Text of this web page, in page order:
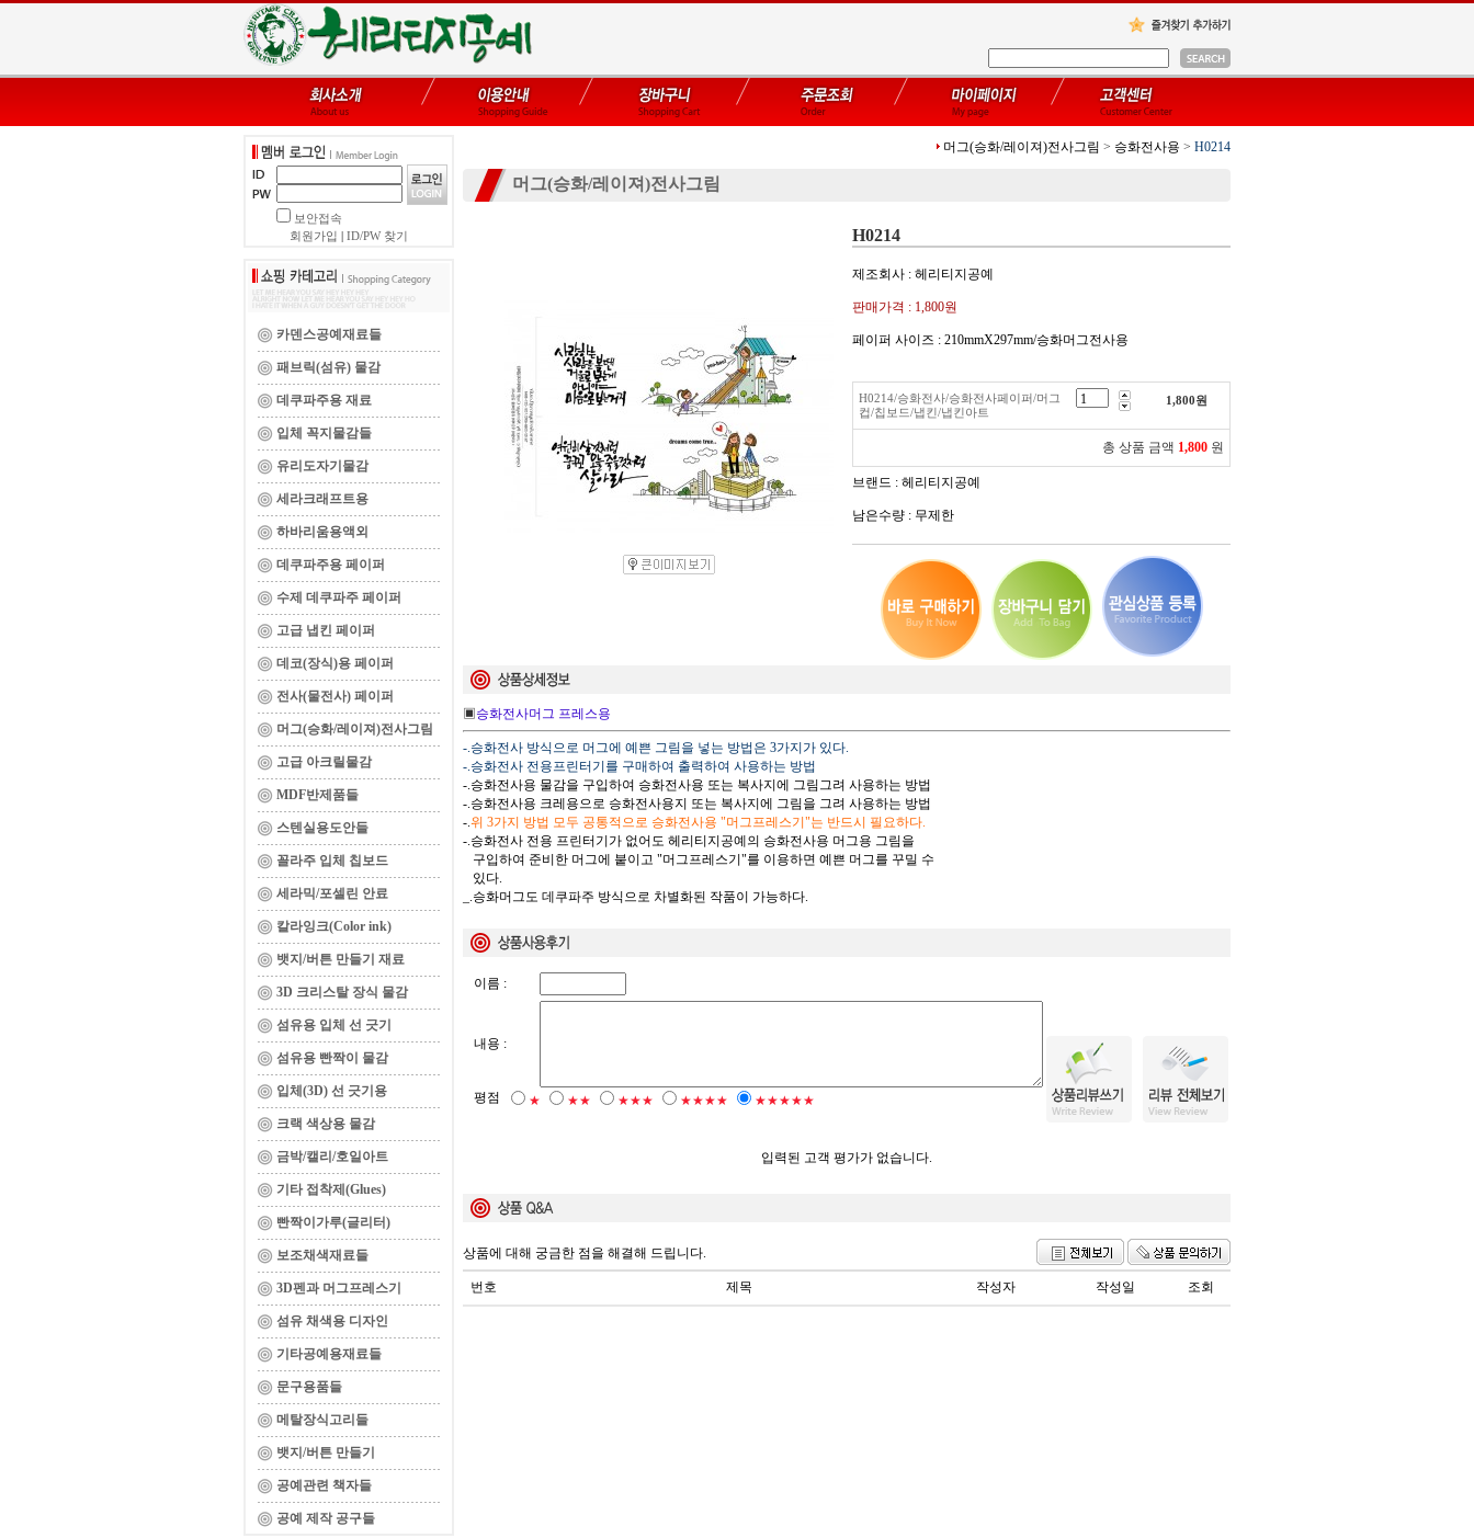
보안접속
회원가입
ID/PW 찾기
카덴스공예재료들
패브릭(섬유) 물감
데쿠파주용 재료
입체 꼭지물감들
유리도자기물감
세라크래프트용
하바리움용액외
데쿠파주용 페이퍼
수제 데쿠파주 페이퍼
고급 냅킨 페이퍼
데코(장식)용 페이퍼
전사(물전사) 페이퍼
머그(승화/레이져)전사그림
고급 아크릴물감
MDF반제품들
스텐실용도안들
꼴라주 입체 칩보드
세라믹/포셀린 안료
칼라잉크(Color ink)
뱃지/버튼 만들기 재료
3D 크리스탈 장식 물감
섬유용 입체 선 긋기
섬유용 빤짝이 물감
입체(3D) 선 긋기용
크랙 색상용 물감
금박/캘리/호일아트
기타 접착제(Glues)
빤짝이가루(글리터)
보조채색재료들
3D펜과 머그프레스기
섬유 채색용 디자인
기타공예용재료들
문구용품들
메탈장식고리들
뱃지/버튼 만들기
공예관련 책자들
공예 제작 공구들
머그(승화/레이져)전사그림 > 승화전사용 > H0214
머그(승화/레이져)전사그림
H0214
제조회사 : 헤리티지공예
판매가격 : 1,800원
페이퍼 사이즈 : 210mmX297mm/승화머그전사용
H0214/승화전사/승화전사페이퍼/머그
컵/칩보드/냅킨/냅킨아트
1,800원
총 상품 금액 1,800 원
브랜드 : 헤리티지공예
남은수량 : 무제한
▣ 승화전사머그 프레스용
-.승화전사 방식으로 머그에 예쁜 그림을 넣는 방법은 3가지가 있다.
-.승화전사 전용프린터기를 구매하여 출력하여 사용하는 방법
-.승화전사용 물감을 구입하여 승화전사용 또는 복사지에 그림그려 사용하는 방법
-.승화전사용 크레용으로 승화전사용지 또는 복사지에 그림을 그려 사용하는 방법
-.위 3가지 방법 모두 공통적으로 승화전사용 "머그프레스기"는 반드시 필요하다.
-.승화전사 전용 프린터기가 없어도 헤리티지공예의 승화전사용 머그용 그림을
구입하여 준비한 머그에 붙이고 "머그프레스기"를 이용하면 예쁜 머그를 꾸밀 수
있다.
_.승화머그도 데쿠파주 방식으로 차별화된 작품이 가능하다.
이름 :
내용 :
평점 ★ ★★ ★★★ ★★★★ ★★★★★
입력된 고객 평가가 없습니다.
상품에 대해 궁금한 점을 해결해 드립니다.
번호 제목 작성자 작성일 조회